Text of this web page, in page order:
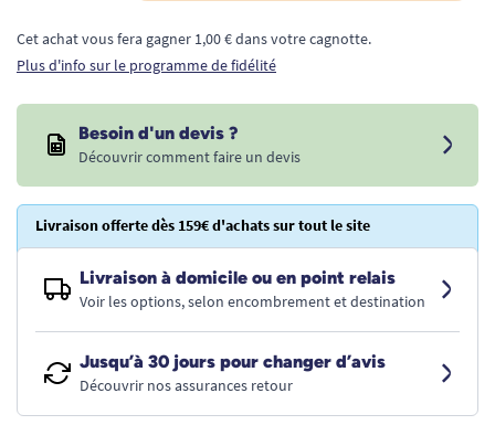
Cet achat vous fera gagner 1,00 € dans votre cagnotte.
Plus d'info sur le programme de fidélité
Besoin d'un devis ?
Découvrir comment faire un devis
Livraison offerte dès 159€ d'achats sur tout le site
Livraison à domicile ou en point relais
Voir les options, selon encombrement et destination
Jusqu’à 30 jours pour changer d’avis
Découvrir nos assurances retour